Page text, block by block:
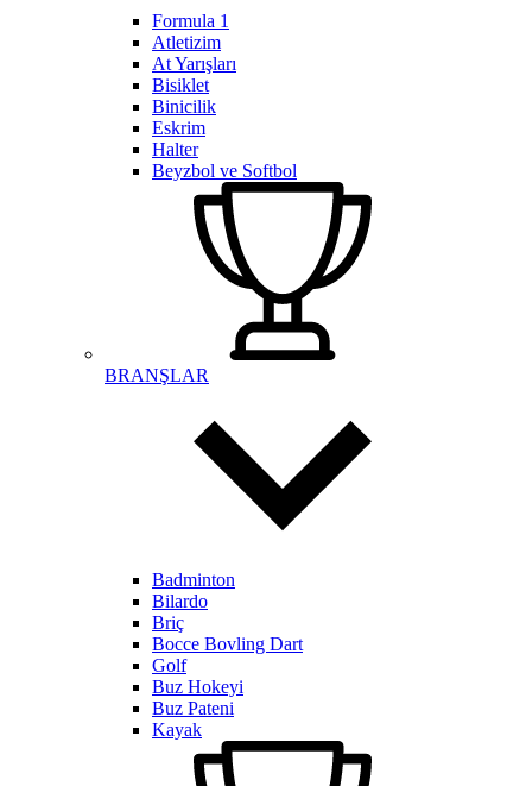
Formula 1
Atletizim
At Yarışları
Bisiklet
Binicilik
Eskrim
Halter
Beyzbol ve Softbol
BRANŞLAR
Badminton
Bilardo
Briç
Bocce Bovling Dart
Golf
Buz Hokeyi
Buz Pateni
Kayak